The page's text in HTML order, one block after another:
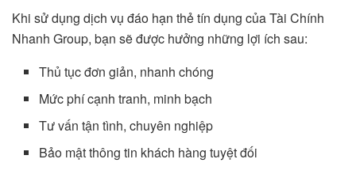
Khi sử dụng dịch vụ đáo hạn thẻ tín dụng của Tài Chính
Nhanh Group, bạn sẽ được hưởng những lợi ích sau:
Thủ tục đơn giản, nhanh chóng
Mức phí cạnh tranh, minh bạch
Tư vấn tận tình, chuyên nghiệp
Bảo mật thông tin khách hàng tuyệt đối